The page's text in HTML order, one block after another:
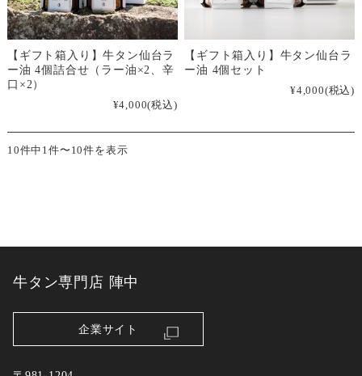
【ギフト箱入り】牛タン仙台ラ
ー油 4個詰合せ（ラー油×2、辛
口×2）
¥4,000(税込)
【ギフト箱入り】牛タン仙台ラ
ー油 4個セット
¥4,000(税込)
10件中1件〜10件を表示
牛タン専門店 陣中
企業サイト